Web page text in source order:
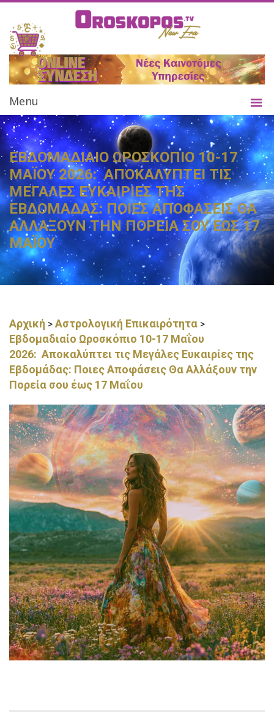
Menu
ΕΒΔΟΜΑΔΙΑΙΟ ΩΡΟΣΚΟΠΙΟ 10-17
ΜΑΪΟΥ 2026: ΑΠΟΚΑΛΥΠΤΕΙ ΤΙΣ
ΜΕΓΑΛΕΣ ΕΥΚΑΙΡΙΕΣ ΤΗΣ
ΕΒΔΟΜΑΔΑΣ: ΠΟΙΕΣ ΑΠΟΦΑΣΕΙΣ ΘΑ
ΑΛΛΑΞΟΥΝ ΤΗΝ ΠΟΡΕΙΑ ΣΟΥ ΕΩΣ 17
ΜΑΪΟΥ
Αρχική > Αστρολογική Επικαιρότητα >
Εβδομαδιαίο Ωροσκόπιο 10-17 Μαΐου
2026: Αποκαλύπτει τις Μεγάλες Ευκαιρίες της
Εβδομάδας: Ποιες Αποφάσεις Θα Αλλάξουν την
Πορεία σου έως 17 Μαΐου